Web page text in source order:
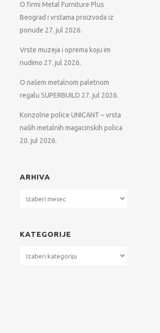
O firmi Metal Furniture Plus
Beograd i vrstama proizvoda iz
ponude 27. jul 2026.
Vrste muzeja i oprema koju im
nudimo 27. jul 2026.
O našem metalnom paletnom
regalu SUPERBUILD 27. jul 2026.
Konzolne police UNICANT – vrsta
naših metalnih magacinskih polica
20. jul 2026.
ARHIVA
Arhiva
KATEGORIJE
Kategorije